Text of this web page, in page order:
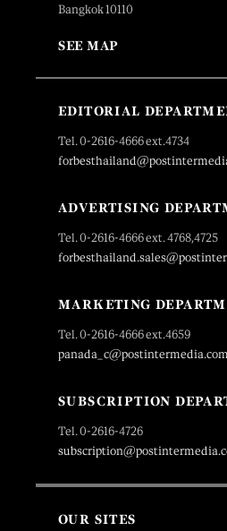
Bangkok 10110
SEE MAP
EDITORIAL
Tel. 0-2616-4666 ext.4734
ADVERTISING
Tel. 0-2616-4666 ext. 4768,4725
MARKETING
Tel. 0-2616-4666 ext.4659
panada_c@postintermedia.com
SUBSCRIPTION
Tel. 0-2616-4726
OUR SITES